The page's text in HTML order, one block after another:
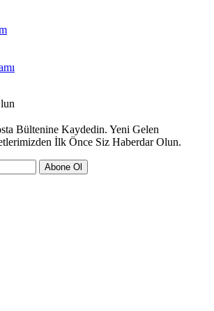
Bültenine Kaydedin. Yeni Gelen
İlk Önce Siz Haberdar Olun.
Abone Ol